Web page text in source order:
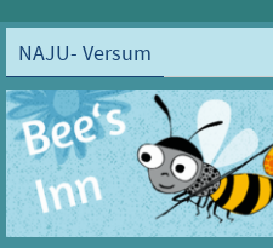
NAJU- Versum